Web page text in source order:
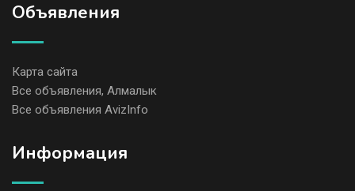
Объявления
Карта сайта
Все объявления, Алмалык
Все объявления AvizInfo
Информация